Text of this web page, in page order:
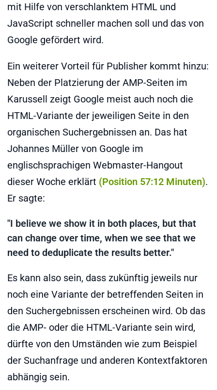
mit Hilfe von verschlanktem HTML und
JavaScript schneller machen soll und das von
Google gefördert wird.
Ein weiterer Vorteil für Publisher kommt hinzu:
Neben der Platzierung der AMP-Seiten im
Karussell zeigt Google meist auch noch die
HTML-Variante der jeweiligen Seite in den
organischen Suchergebnissen an. Das hat
Johannes Müller von Google im
englischsprachigen Webmaster-Hangout
dieser Woche erklärt (Position 57:12 Minuten).
Er sagte:
"I believe we show it in both places, but that
can change over time, when we see that we
need to deduplicate the results better."
Es kann also sein, dass zukünftig jeweils nur
noch eine Variante der betreffenden Seiten in
den Suchergebnissen erscheinen wird. Ob das
die AMP- oder die HTML-Variante sein wird,
dürfte von den Umständen wie zum Beispiel
der Suchanfrage und anderen Kontextfaktoren
abhängig sein.